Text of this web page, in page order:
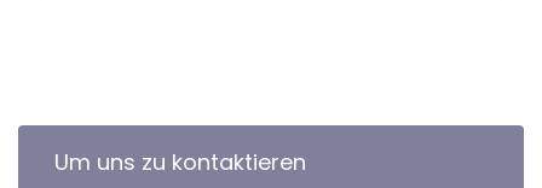
Um uns zu kontaktieren